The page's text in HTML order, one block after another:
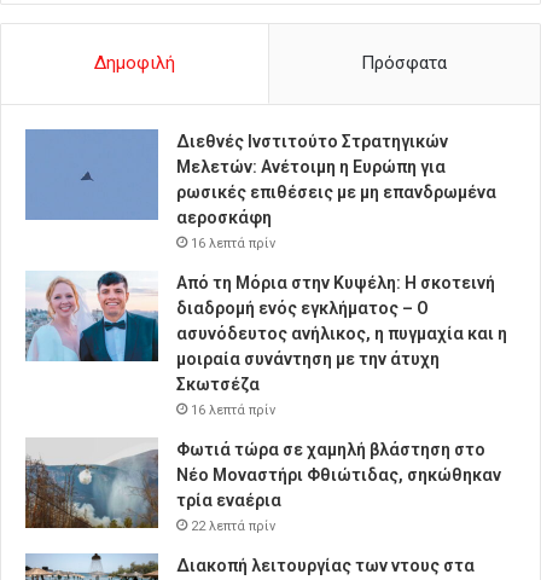
Δημοφιλή Πρόσφατα
Διεθνές Ινστιτούτο Στρατηγικών
Μελετών: Ανέτοιμη η Ευρώπη για
ρωσικές επιθέσεις με μη επανδρωμένα
αεροσκάφη
16 λεπτά πρίν
Από τη Μόρια στην Κυψέλη: Η σκοτεινή
διαδρομή ενός εγκλήματος – Ο
ασυνόδευτος ανήλικος, η πυγμαχία και η
μοιραία συνάντηση με την άτυχη
Σκωτσέζα
16 λεπτά πρίν
Φωτιά τώρα σε χαμηλή βλάστηση στο
Νέο Μοναστήρι Φθιώτιδας, σηκώθηκαν
τρία εναέρια
22 λεπτά πρίν
Διακοπή λειτουργίας των ντους στα